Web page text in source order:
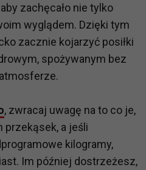
zachęcało nie tylko
wyglądem. Dzięki tym
zacznie kojarzyć posiłki
spożywanym bez
, zwracaj uwagę na to co je,
przekąsek, a jeśli
kilogramy,
Im później dostrzeżesz,